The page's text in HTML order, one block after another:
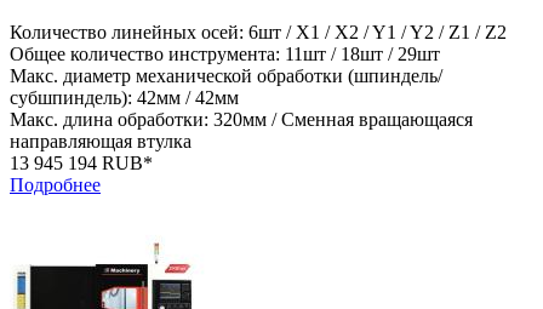
Количество линейных осей: 6шт / X1 / X2 / Y1 / Y2 / Z1 / Z2
Общее количество инструмента: 11шт / 18шт / 29шт
Макс. диаметр механической обработки (шпиндель/
субшпиндель): 42мм / 42мм
Макс. длина обработки: 320мм / Сменная вращающаяся
направляющая втулка
13 945 194 RUB*
Подробнее